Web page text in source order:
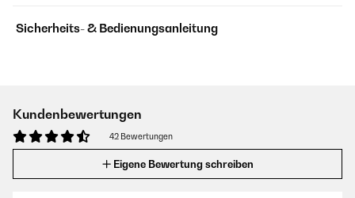
Sicherheits- & Bedienungsanleitung
Kundenbewertungen
42 Bewertungen
Eigene Bewertung schreiben